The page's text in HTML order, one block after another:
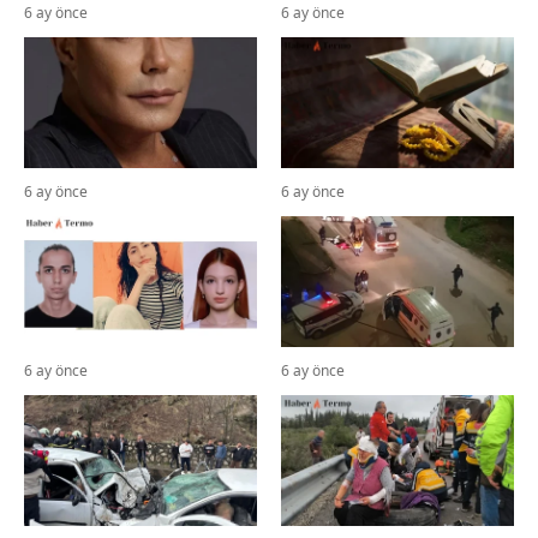
6 ay önce 6 ay önce
6 ay önce 6 ay önce
6 ay önce 6 ay önce